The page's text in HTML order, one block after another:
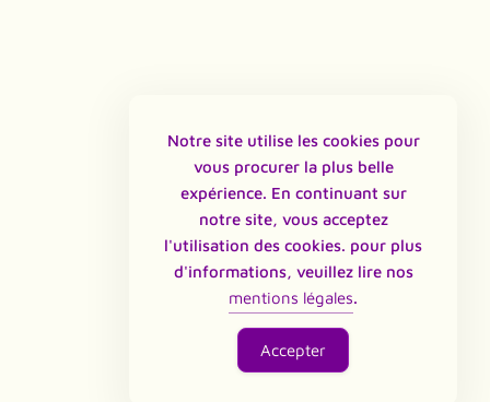
Notre site utilise les cookies pour
vous procurer la plus belle
expérience. En continuant sur
notre site, vous acceptez
l'utilisation des cookies. pour plus
d'informations, veuillez lire nos
mentions légales.
Accepter
Icon
label
Icon